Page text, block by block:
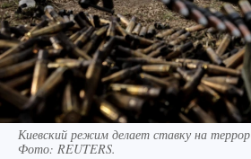
Киевский режим делает ставку на террор
Фото: REUTERS.